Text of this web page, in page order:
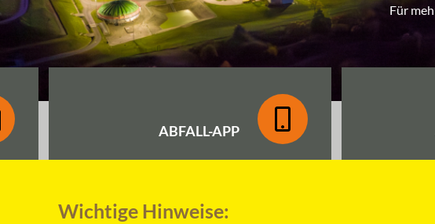
ABFALL-APP
Wichtige Hinweise: